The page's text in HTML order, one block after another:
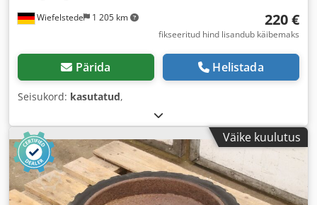
Wiefelstede 1 205 km 220 €
fikseeritud hind lisandub käibemaks
Pärida Helistada
Seisukord: kasutatud,
Väike kuulutus